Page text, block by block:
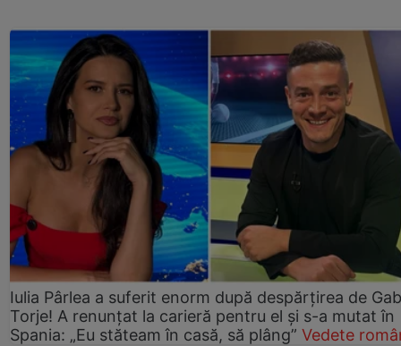
Iulia Pârlea a suferit enorm după despărțirea de
Torje! A renunțat la carieră pentru el și s-a mutat în
Spania: „Eu stăteam în casă, să plâng” Vedete